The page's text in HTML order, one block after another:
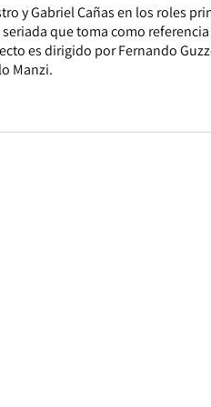
y Gabriel Cañas en los roles
que toma como
es dirigido por Fernando
Manzi.